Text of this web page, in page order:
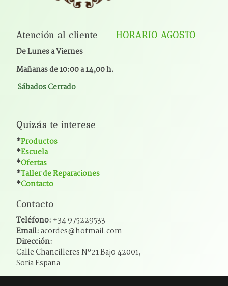
Atención al cliente HORARIO AGOSTO
De Lunes a Viernes
Mañanas de 10:00 a 14,00 h.
Sábados Cerrado
Quizás te interese
*Productos
*Escuela
*Ofertas
*Taller de Reparaciones
*Contacto
Contacto
Teléfono: +34 975229533
Email:acordes@hotmail.com
Dirección:
Calle Chancilleres Nº21 Bajo 42001,
Soria España